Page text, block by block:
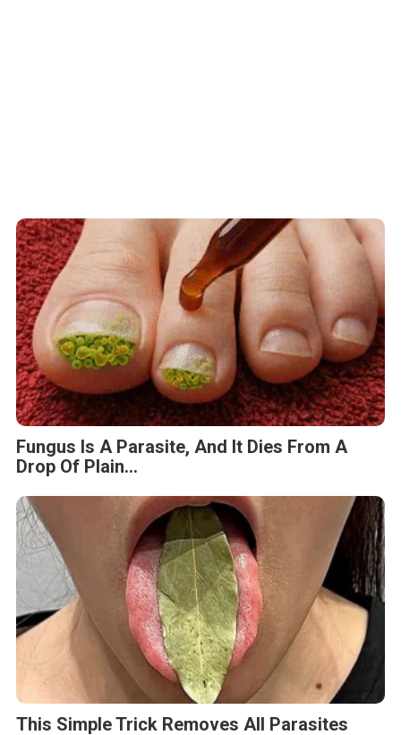
This Simple Trick Removes All Parasites
From Your Body!
Fungus Dries Up And Falls Off After The
First Use